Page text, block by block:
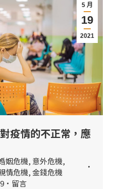
5 月
19
2021
疫情的不正常，應
姻危機, 意外危機,
情危機,金錢危機
留言